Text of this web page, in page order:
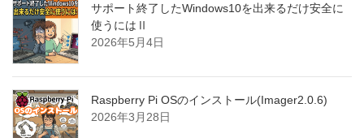
サポート終了したWindows10を出来るだけ安全に
使うにはⅡ
2026年5月4日
Raspberry Pi OSのインストール(Imager2.0.6)
2026年3月28日